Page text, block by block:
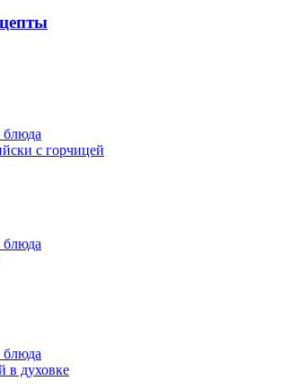
блюда
с горчицей
блюда
блюда
в духовке